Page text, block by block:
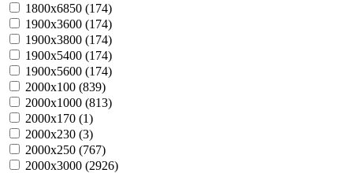
1800х6850 (174)
1900х3600 (174)
1900х3800 (174)
1900х5400 (174)
1900х5600 (174)
2000х100 (839)
2000х1000 (813)
2000х170 (1)
2000х230 (3)
2000х250 (767)
2000х3000 (2926)